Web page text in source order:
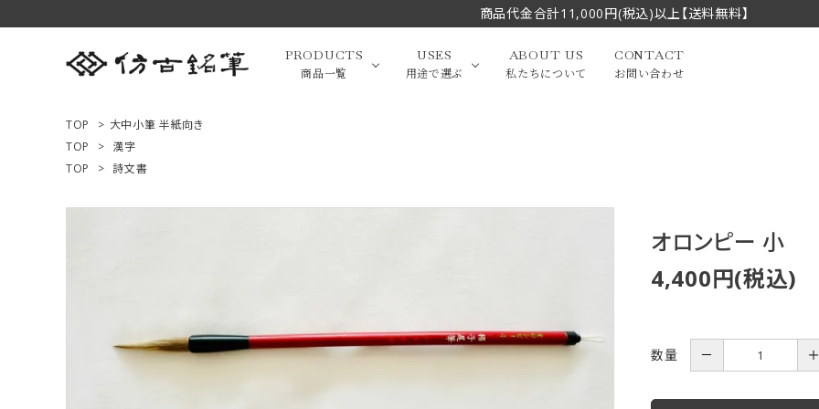
商品代金合計11,000円(税込)以上【送料無料】
PRODUCTS
商品一覧
限定品・セット品
USES
用途で選ぶ
画筆・絵てがみ
洗浄剤・その他
ABOUT US
私たちについて
CONTACT
お問い合わせ
TOP > 大中小筆 半紙向き
TOP
> 漢字
TOP
> 詩文書
オロンピー 小
4,400円(税込)
数量 － ＋